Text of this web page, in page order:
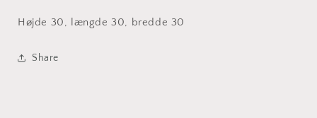
Højde 30, længde 30, bredde 30
Share